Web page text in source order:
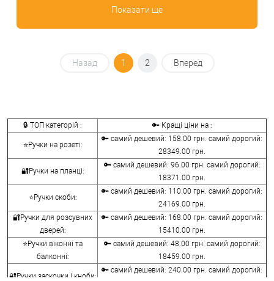
Показати ще
Назад 1 2 Вперед
🔒 ТОП категорій : 🔑 Кращі ціни на :
⭐Ручки на розеті:
🔑 самий дешевий: 158.00 грн. самий дорогий:
28349.00 грн.
🔐Ручки на планці:
🔑 самий дешевий: 96.00 грн. самий дорогий:
18371.00 грн.
⭐Ручки скоби:
🔑 самий дешевий: 110.00 грн. самий дорогий:
24169.00 грн.
🔐Ручки для розсувних
дверей:
🔑 самий дешевий: 168.00 грн. самий дорогий:
15410.00 грн.
⭐Ручки віконні та
балконні:
🔑 самий дешевий: 48.00 грн. самий дорогий:
18459.00 грн.
🔐Ручки заскочки і кноби:
🔑 самий дешевий: 240.00 грн. самий дорогий: